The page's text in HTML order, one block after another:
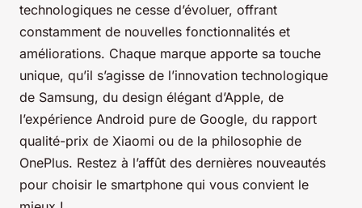
technologiques ne cesse d’évoluer, offrant
constamment de nouvelles fonctionnalités et
améliorations. Chaque marque apporte sa touche
unique, qu’il s’agisse de l’innovation technologique
de Samsung, du design élégant d’Apple, de
l’expérience Android pure de Google, du rapport
qualité-prix de Xiaomi ou de la philosophie de
OnePlus. Restez à l’affût des dernières nouveautés
pour choisir le smartphone qui vous convient le